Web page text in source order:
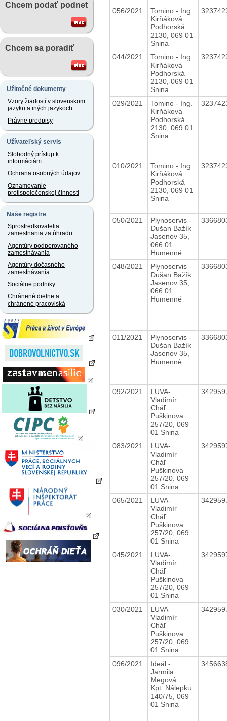
Chcem podať podnet
Chcem sa poradiť
Užitočné dokumenty
Vzory žiadostí v slovenskom
jazyku a iných jazykoch
Právne predpisy
Užívateľský servis
Slobodný prístup k
informáciám
Ochrana osobných údajov
Oznamovanie
protispoločenskej činnosti
Naše registre
Sprostredkovatelia
zamestnania za úhradu
Agentúry podporovaného
zamestnávania
Agentúry dočasného
zamestnávania
Sociálne podniky
Chránené dielne a
chránené pracoviská
056/2021
Tomino - Ing.
Kirňáková
Podhorská
2130, 069 01
Snina
044/2021
Tomino - Ing.
Kirňáková
Podhorská
2130, 069 01
Snina
029/2021
Tomino - Ing.
Kirňáková
Podhorská
2130, 069 01
Snina
010/2021
Tomino - Ing.
Kirňáková
Podhorská
2130, 069 01
Snina
050/2021
Plynoservis -
Dušan Bažík
Jasenov 35,
066 01
Humenné
048/2021
Plynoservis -
Dušan Bažík
Jasenov 35,
066 01
Humenné
011/2021
Plynoservis -
Dušan Bažík
Jasenov 35,
Humenné
092/2021
LUVA-
Vladimír
Cháľ
Puškinova
257/20, 069
01 Snina
083/2021
LUVA-
Vladimír
Cháľ
Puškinova
257/20, 069
01 Snina
065/2021
LUVA-
Vladimír
Cháľ
Puškinova
257/20, 069
01 Snina
045/2021
LUVA-
Vladimír
Cháľ
Puškinova
257/20, 069
01 Snina
030/2021
LUVA-
Vladimír
Cháľ
Puškinova
257/20, 069
01 Snina
096/2021
Ideál -
Jarmila
Megová
Kpt. Nálepku
140/75, 069
01 Snina